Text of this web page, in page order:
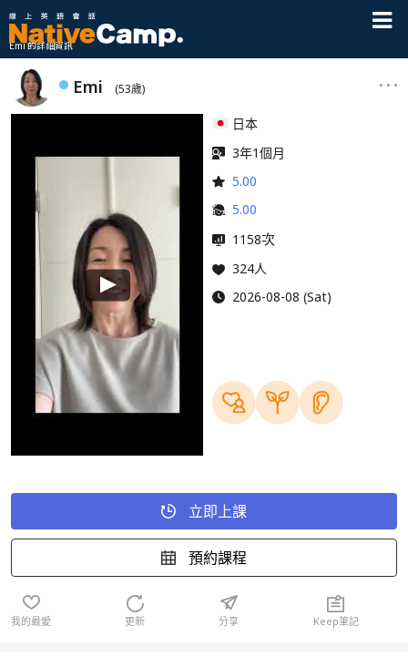
Emi 的詳細資訊
Emi (53歲)
日本
3年1個月
5.00
5.00
1158次
324人
2026-08-08 (Sat)
立即上課
預約課程
我的最愛 更新 分享 Keep筆記